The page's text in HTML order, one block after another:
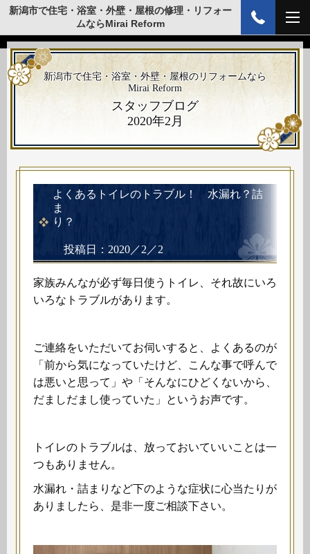
新潟市で住宅・浴室・外壁・屋根の修理・リフォー
ムならMirai Reform
新潟市で住宅・浴室・外壁・屋根のリフォームなら
Mirai Reform
スタッフブログ
2020年2月
よくあるトイレのトラブル！ 水漏れ？詰
ま
り？
投稿日：2020／2／2
家族みんなが必ず毎日使うトイレ、それ故にいろ
いろなトラブルがあります。
ご連絡をいただいてお伺いすると、よくあるのが
「前から気になっていたけど、こんな事で呼んで
は悪いと思って」や「そんなにひどくないから、
だましだまし使っていた」というお声です。
トイレのトラブルは、放っておいていいことは一
つもありません。
水漏れ・詰まりなど下のような症状に心当たりが
ありましたら、是非一度ご相談下さい。